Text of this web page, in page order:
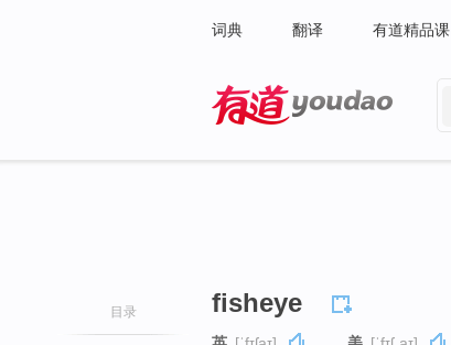
词典 翻译 有道精品课
目录 fisheye